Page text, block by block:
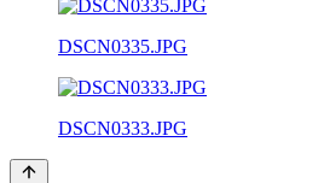
DSCN0335.JPG
DSCN0333.JPG